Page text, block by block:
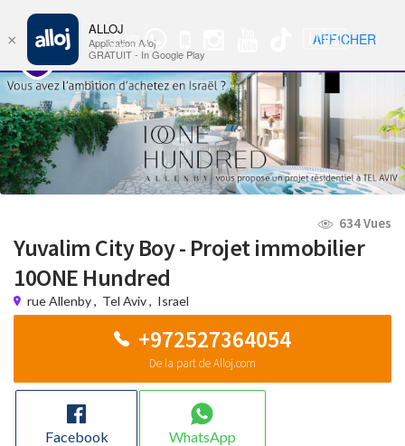
Groupe
WhatsApp
🇺🇸 Nav
634 Vues
Yuvalim City Boy - Projet immobilier
10ONE Hundred
rue Allenby, Tel Aviv, Israel
+972527364054
De la part de Alloj.com
Facebook WhatsApp
×
ALLOJ
Application Alloj
GRATUIT - In Google Play
AFFICHER